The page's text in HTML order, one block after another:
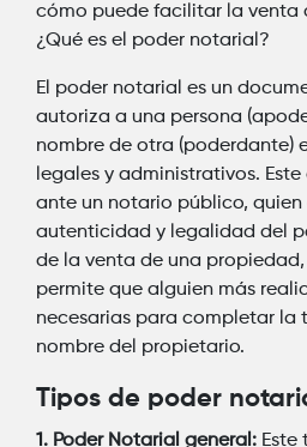
cómo puede facilitar la venta
¿Qué es el poder notarial?
El poder notarial es un
autoriza a una persona
nombre de otra (poderdante)
legales y administrativos.
ante un notario público,
autenticidad y legalidad del
de la venta de una
permite que alguien más
necesarias para completar la
nombre del propietario.
Tipos de poder
1. Poder Notarial general: